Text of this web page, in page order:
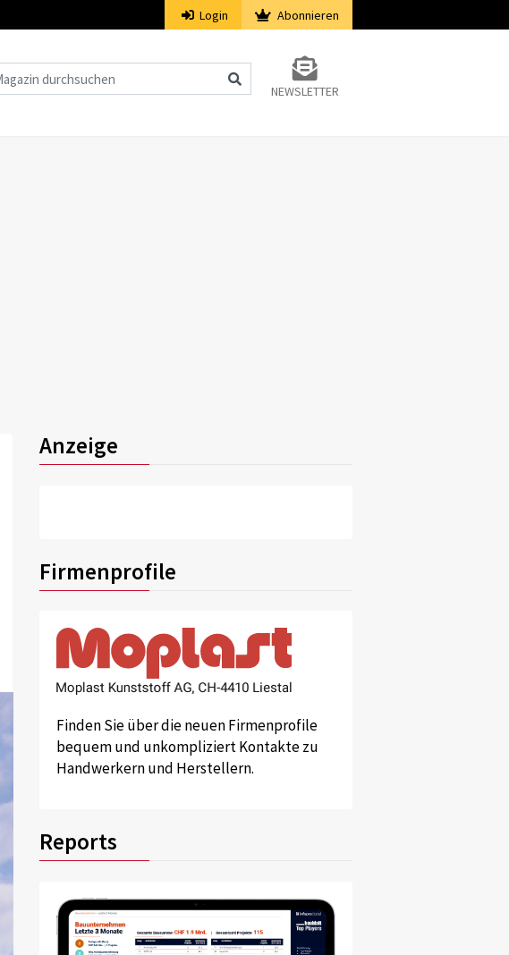
Login Abonnieren
NEWSLETTER
Anzeige
Firmenprofile
Finden Sie über die neuen Firmenprofile
bequem und unkompliziert Kontakte zu
Handwerkern und Herstellern.
Reports